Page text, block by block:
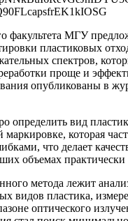
факультета МГУ
пластиковых
спектров,
проще и
опубликованы в
определить вид
маркировке, которая
что делает
объемах
метода лежит
видов пластика,
оптического